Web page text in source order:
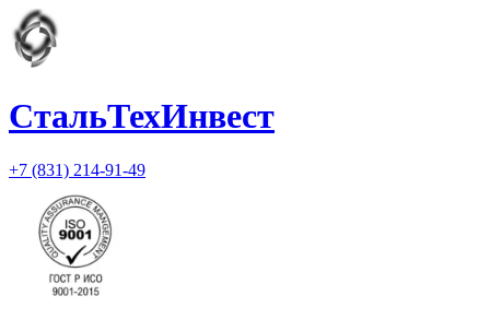
СтальТехИнвест
+7 (831) 214-91-49